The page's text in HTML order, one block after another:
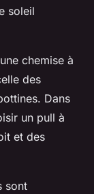
soleil
chemise à
des
Dans
un pull à
et des
sont